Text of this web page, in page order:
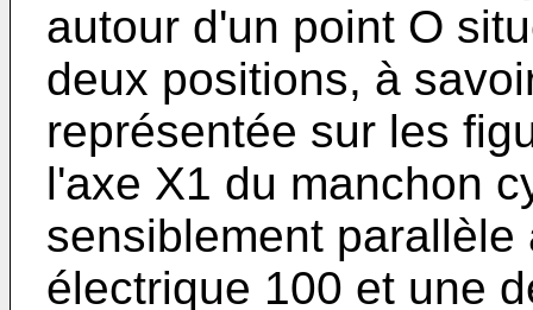
autour d'un point O
deux positions, à
représentée sur les
l'axe X1 du manchon
sensiblement
électrique 100 et une